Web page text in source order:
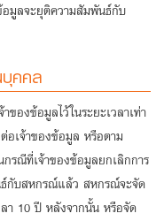
อมูลจะยุติความสัมพันธ์กับ
บุคคล
องข้อมูลไว้ในระยะเวลาเท่า
อเจ้าของข้อมูล หรือตาม
รณีที่เจ้าของข้อมูลยกเลิกการ
ธ์กับสหกรณ์แล้ว สหกรณ์จะจัด
า 10 ปี หลังจากนั้น หรือจัด